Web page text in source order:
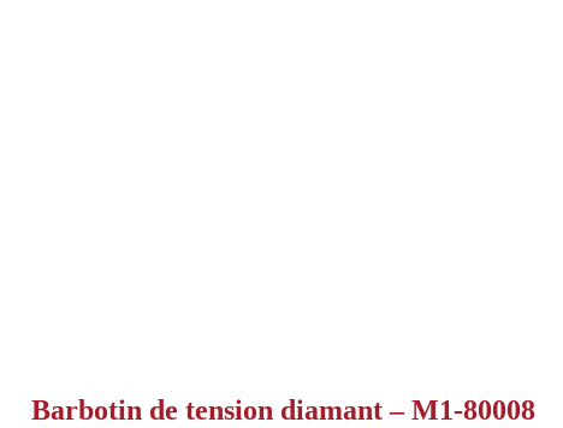
Barbotin de tension diamant – M1-80008